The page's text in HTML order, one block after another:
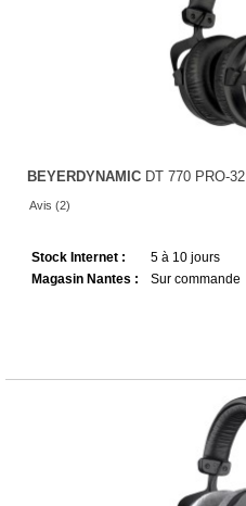
BEYERDYNAMIC DT 770 PRO-32
Avis (2)
Stock Internet :
5 à 10 jours
Magasin Nantes :
Sur commande